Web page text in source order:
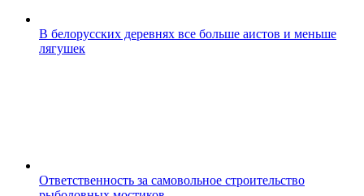
В белорусских деревнях все больше аистов и меньше
лягушек
Ответственность за самовольное строительство